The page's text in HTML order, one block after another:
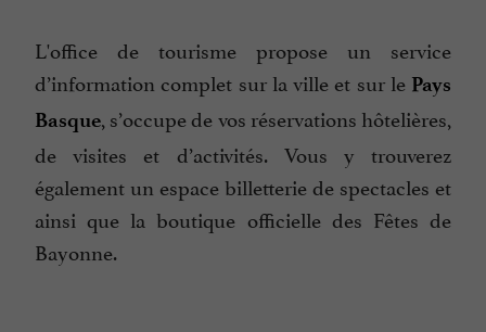
L'office de tourisme propose un service
d’information complet sur la ville et sur le Pays
Basque, s’occupe de vos réservations hôtelières,
de visites et d’activités. Vous y trouverez
également un espace billetterie de spectacles et
ainsi que la boutique officielle des Fêtes de
Bayonne.